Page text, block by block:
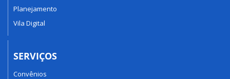
Planejamento
Vila Digital
SERVIÇOS
Convênios